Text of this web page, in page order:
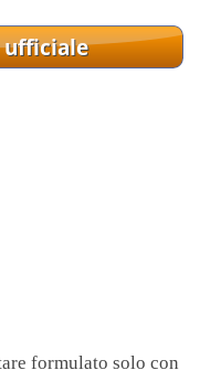
formulato solo con